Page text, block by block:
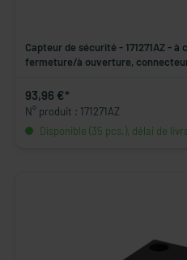
Capteur de sécurité - 171271AZ -
fermeture/à ouverture,
93,96 €*
N° produit : 171271AZ
Disponible (35 pcs.), délai de